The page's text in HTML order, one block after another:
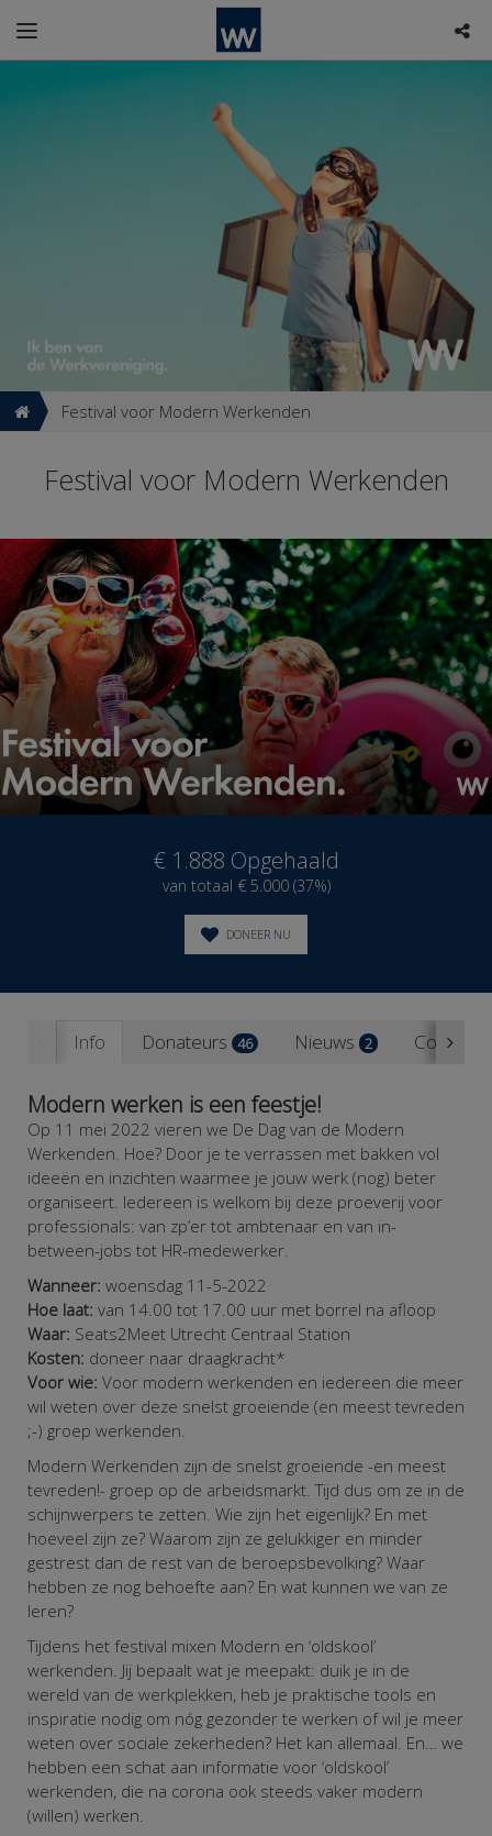
Festival voor Modern Werkenden
Festival voor Modern Werkenden
€ 1.888 Opgehaald
van totaal € 5.000 (37%)
DONEER NU
Info Donateurs 46 Nieuws 2 Contact
Modern werken is een feestje!
Op 11 mei 2022 vieren we De Dag van de Modern
Werkenden. Hoe? Door je te verrassen met bakken vol
ideeën en inzichten waarmee je jouw werk (nog) beter
organiseert. Iedereen is welkom bij deze proeverij voor
professionals: van zp’er tot ambtenaar en van in-
between-jobs tot HR-medewerker.
Wanneer: woensdag 11-5-2022
Hoe laat: van 14.00 tot 17.00 uur met borrel na afloop
Waar: Seats2Meet Utrecht Centraal Station
Kosten: doneer naar draagkracht*
Voor wie: Voor modern werkenden en iedereen die meer
wil weten over deze snelst groeiende (en meest tevreden
;-) groep werkenden.
Modern Werkenden zijn de snelst groeiende -en meest
tevreden!- groep op de arbeidsmarkt. Tijd dus om ze in de
schijnwerpers te zetten. Wie zijn het eigenlijk? En met
hoeveel zijn ze? Waarom zijn ze gelukkiger en minder
gestrest dan de rest van de beroepsbevolking? Waar
hebben ze nog behoefte aan? En wat kunnen we van ze
leren?
Tijdens het festival mixen Modern en ‘oldskool’
werkenden. Jij bepaalt wat je meepakt: duik je in de
wereld van de werkplekken, heb je praktische tools en
inspiratie nodig om nóg gezonder te werken of wil je meer
weten over sociale zekerheden? Het kan allemaal. En… we
hebben een schat aan informatie voor ‘oldskool’
werkenden, die na corona ook steeds vaker modern
(willen) werken.